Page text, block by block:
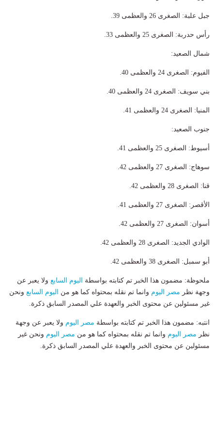
​جبل علبة: الصغرى 26 والعظمى 39.
​رأس حدربة: الصغرى 25 والعظمى 33.
​شمال الصعيد:
​الفيوم: الصغرى 24 والعظمى 40.
​بني سويف: الصغرى 24 والعظمى 40.
​المنيا: الصغرى 24 والعظمى 41.
​جنوب الصعيد:
​أسيوط: الصغرى 25 والعظمى 41.
​سوهاج: الصغرى 27 والعظمى 42.
​قنا: الصغرى 28 والعظمى 42.
​الأقصر: الصغرى 27 والعظمى 41.
​أسوان: الصغرى 27 والعظمى 42.
​الوادي الجديد: الصغرى 28 والعظمى 42.
​أبو سمبل: الصغرى 38 والعظمى 42.
ملحوظة: مضمون هذا الخبر تم كتابته بواسطة اليوم السابع ولا يعبر عن
وجهة نظر مصر اليوم وانما تم نقله بمحتواه كما هو من اليوم السابع ونحن
غير مسئولين عن محتوى الخبر والعهدة علي المصدر السابق ذكرة.
انتبه: مضمون هذا الخبر تم كتابته بواسطة مصر اليوم ولا يعبر عن وجهة
نظر مصر اليوم وانما تم نقله بمحتواه كما هو من مصر اليوم ونحن غير
مسئولين عن محتوى الخبر والعهدة علي المصدر السابق ذكرة.